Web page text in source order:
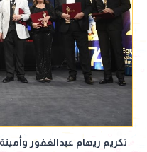
تكريم ريهام عبدالغفور